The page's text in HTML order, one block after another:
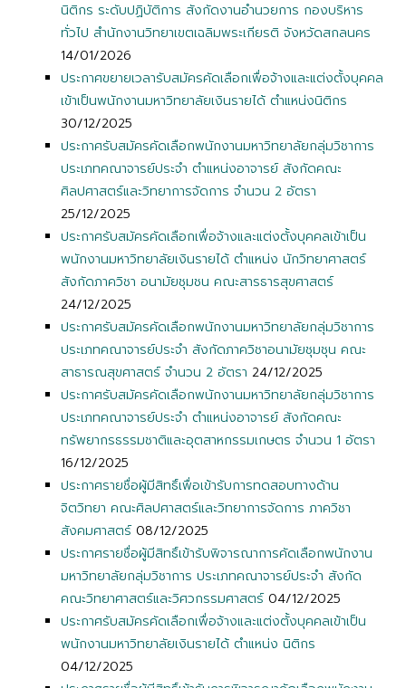
นิติกร ระดับปฏิบัติการ สังกัดงานอำนวยการ กองบริหาร
ทั่วไป สำนักงานวิทยาเขตเฉลิมพระเกียรติ จังหวัดสกลนคร
14/01/2026
ประกาศขยายเวลารับสมัครคัดเลือกเพื่อจ้างและแต่งตั้งบุคคล
เข้าเป็นพนักงานมหาวิทยาลัยเงินรายได้ ตำแหน่งนิติกร
30/12/2025
ประกาศรับสมัครคัดเลือกพนักงานมหาวิทยาลัยกลุ่มวิชาการ
ประเภทคณาจารย์ประจำ ตำแหน่งอาจารย์ สังกัดคณะ
ศิลปศาสตร์และวิทยาการจัดการ จำนวน 2 อัตรา
25/12/2025
ประกาศรับสมัครคัดเลือกเพื่อจ้างและแต่งตั้งบุคคลเข้าเป็น
พนักงานมหาวิทยาลัยเงินรายได้ ตำแหน่ง นักวิทยาศาสตร์
สังกัดภาควิชา อนามัยชุมชน คณะสารธารสุขศาสตร์
24/12/2025
ประกาศรับสมัครคัดเลือกพนักงานมหาวิทยาลัยกลุ่มวิชาการ
ประเภทคณาจารย์ประจำ สังกัดภาควิชาอนามัยชุมชุน คณะ
สาธารณสุขศาสตร์ จำนวน 2 อัตรา 24/12/2025
ประกาศรับสมัครคัดเลือกพนักงานมหาวิทยาลัยกลุ่มวิชาการ
ประเภทคณาจารย์ประจำ ตำแหน่งอาจารย์ สังกัดคณะ
ทรัพยากรธรรมชาติและอุตสาหกรรมเกษตร จำนวน 1 อัตรา
16/12/2025
ประกาศรายชื่อผู้มีสิทธิ์เพื่อเข้ารับการทดสอบทางด้าน
จิตวิทยา คณะศิลปศาสตร์และวิทยาการจัดการ ภาควิชา
สังคมศาสตร์08/12/2025
ประกาศรายชื่อผู้มีสิทธิ์เข้ารับพิจารณาการคัดเลือกพนักงาน
มหาวิทยาลัยกลุ่มวิชาการ ประเภทคณาจารย์ประจำ สังกัด
คณะวิทยาศาสตร์และวิศวกรรมศาสตร์04/12/2025
ประกาศรับสมัครคัดเลือกเพื่อจ้างและแต่งตั้งบุคคลเข้าเป็น
พนักงานมหาวิทยาลัยเงินรายได้ ตำแหน่ง นิติกร
04/12/2025